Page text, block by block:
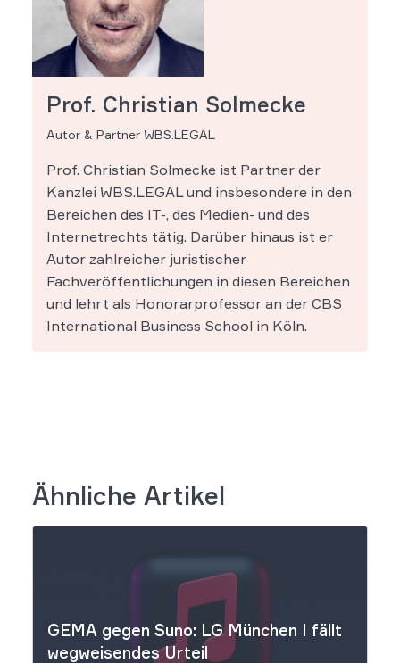
Prof. Christian Solmecke
Autor & Partner WBS.LEGAL
Prof. Christian Solmecke ist Partner der
Kanzlei WBS.LEGAL und insbesondere in den
Bereichen des IT-, des Medien- und des
Internetrechts tätig. Darüber hinaus ist er
Autor zahlreicher juristischer
Fachveröffentlichungen in diesen Bereichen
und lehrt als Honorarprofessor an der CBS
International Business School in Köln.
Ähnliche Artikel
GEMA gegen Suno: LG München I fällt
wegweisendes Urteil